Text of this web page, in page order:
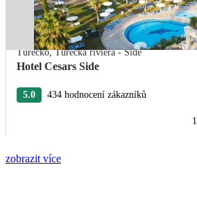
Turecko,Turecká riviéra - Side
Hotel Cesars Side
5.0 434 hodnocení zákazníků
zobrazit více